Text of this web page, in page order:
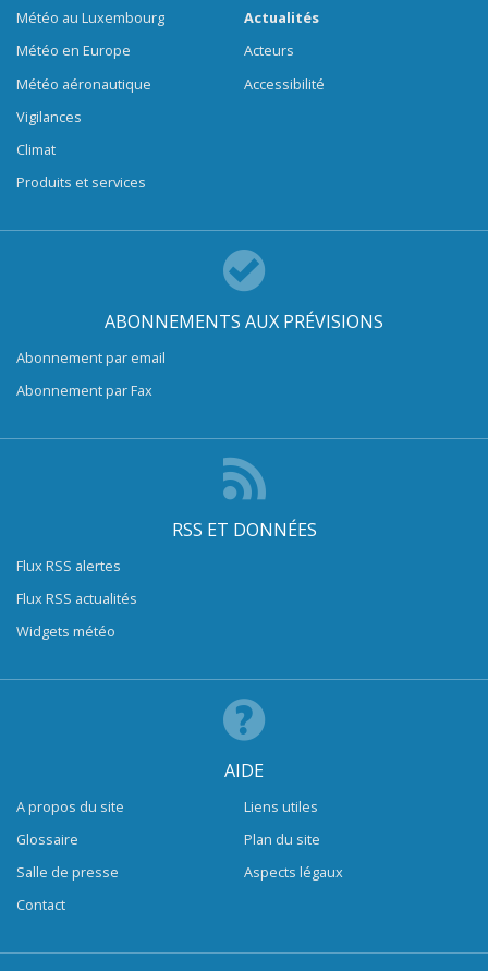
Météo au Luxembourg
Météo en Europe
Météo aéronautique
Vigilances
Climat
Produits et services
Actualités
Acteurs
Accessibilité
ABONNEMENTS AUX PRÉVISIONS
Abonnement par email
Abonnement par Fax
RSS ET DONNÉES
Flux RSS alertes
Flux RSS actualités
Widgets météo
AIDE
A propos du site
Glossaire
Salle de presse
Contact
Liens utiles
Plan du site
Aspects légaux